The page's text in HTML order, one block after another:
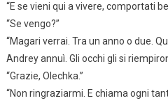
“E se vieni qui a vivere, comportati
“Se vengo?”
“Magari verrai. Tra un anno o due.
Andrey annuì. Gli occhi gli si
“Grazie, Olechka.”
“Non ringraziarmi. E chiama ogni